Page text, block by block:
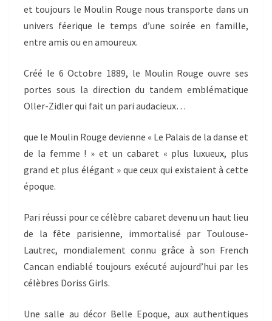
et toujours le Moulin Rouge nous transporte dans un
univers féerique le temps d’une soirée en famille,
entre amis ou en amoureux.
Créé le 6 Octobre 1889, le Moulin Rouge ouvre ses
portes sous la direction du tandem emblématique
Oller-Zidler qui fait un pari audacieux…
que le Moulin Rouge devienne « Le Palais de la danse et
de la femme ! » et un cabaret « plus luxueux, plus
grand et plus élégant » que ceux qui existaient à cette
époque.
Pari réussi pour ce célèbre cabaret devenu un haut lieu
de la fête parisienne, immortalisé par Toulouse-
Lautrec, mondialement connu grâce à son French
Cancan endiablé toujours exécuté aujourd’hui par les
célèbres Doriss Girls.
Une salle au décor Belle Epoque, aux authentiques